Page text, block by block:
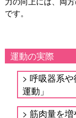
です。
運動の実際
呼吸器系
運動」
筋肉量を増